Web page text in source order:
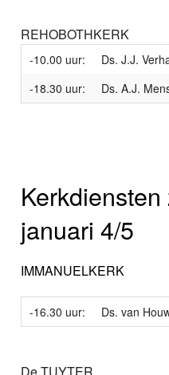
REHOBOTHKERK
-10.00 uur:
Ds. J.J.
-18.30 uur:
Ds. A.J.
januari 4/5
IMMANUELKERK
-16.30 uur: Ds. van
De TUYTER